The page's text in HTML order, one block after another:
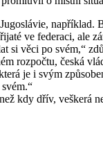
ve federaci, ale
věci po svém,“
rozpočtu, česká
je i svým
kdy dřív, veškerá